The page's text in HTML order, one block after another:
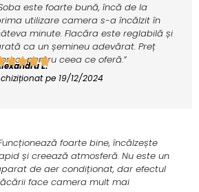
este foarte bună, încă de la
utilizare camera s-a încălzit în
minute. Flacăra este reglabilă și
ca un șemineu adevărat. Preț
pentru ceea ce oferă.”
L.
pe 19/12/2024
ha detto:
foarte bine, încălzește
și creează atmosferă. Nu este un
de aer condiționat, dar efectul
face camera mult mai